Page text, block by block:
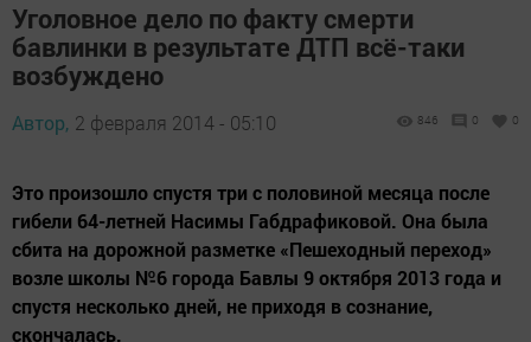
Уголовное дело по факту смерти
бавлинки в результате ДТП всё-таки
возбуждено
Автор, 2 февраля 2014 - 05:10 846 0 0
Это произошло спустя три с половиной месяца после
гибели 64-летней Насимы Габдрафиковой. Она была
сбита на дорожной разметке «Пешеходный переход»
возле школы №6 города Бавлы 9 октября 2013 года и
спустя несколько дней, не приходя в сознание,
скончалась.